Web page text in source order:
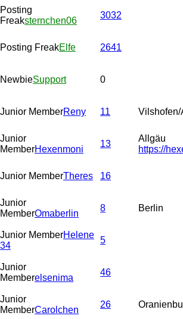
Posting
Freaksternchen06
3032
Posting FreakElfe 2641
NewbieSupport 0
Junior MemberReny 11 Vilshofen/
Junior
MemberHexenmoni
13
Allgäu
https://
Junior MemberTheres 16
Junior
MemberOmaberlin
8 Berlin
Junior MemberHelene
34
5
Junior
Memberelsenima
46
Junior
MemberCarolchen
26